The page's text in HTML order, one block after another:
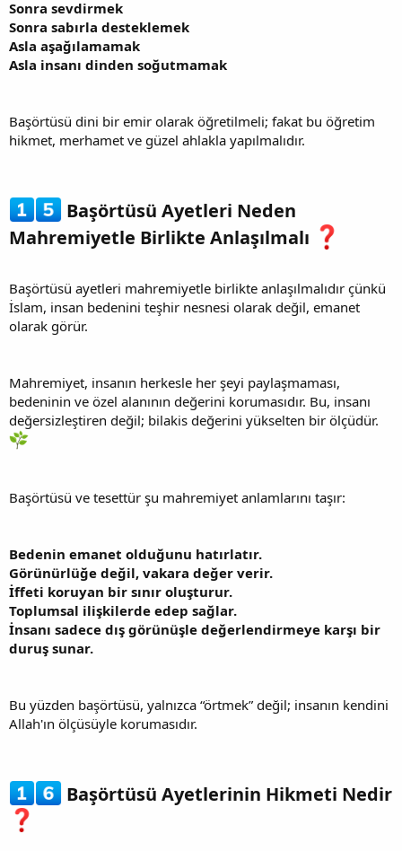
Sonra sevdirmek
Sonra sabırla desteklemek
Asla aşağılamamak
Asla insanı dinden soğutmamak
Başörtüsü dini bir emir olarak öğretilmeli; fakat bu öğretim
hikmet, merhamet ve güzel ahlakla yapılmalıdır.
Başörtüsü Ayetleri Neden
Mahremiyetle Birlikte Anlaşılmalı
Başörtüsü ayetleri mahremiyetle birlikte anlaşılmalıdır çünkü
İslam, insan bedenini teşhir nesnesi olarak değil, emanet
olarak görür.
Mahremiyet, insanın herkesle her şeyi paylaşmaması,
bedeninin ve özel alanının değerini korumasıdır. Bu, insanı
değersizleştiren değil; bilakis değerini yükselten bir ölçüdür.
Başörtüsü ve tesettür şu mahremiyet anlamlarını taşır:
Bedenin emanet olduğunu hatırlatır.
Görünürlüğe değil, vakara değer verir.
İffeti koruyan bir sınır oluşturur.
Toplumsal ilişkilerde edep sağlar.
İnsanı sadece dış görünüşle değerlendirmeye karşı bir
duruş sunar.
Bu yüzden başörtüsü, yalnızca “örtmek” değil; insanın kendini
Allah'ın ölçüsüyle korumasıdır.
Başörtüsü Ayetlerinin Hikmeti Nedir